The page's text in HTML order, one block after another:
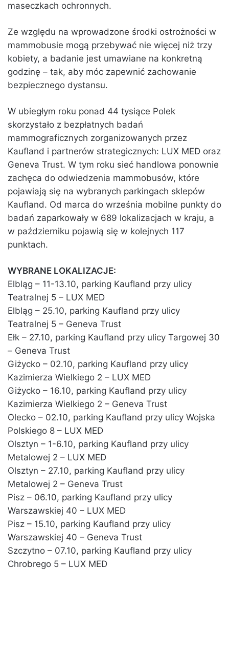
maseczkach ochronnych.
Ze względu na wprowadzone środki ostrożności w
mammobusie mogą przebywać nie więcej niż trzy
kobiety, a badanie jest umawiane na konkretną
godzinę – tak, aby móc zapewnić zachowanie
bezpiecznego dystansu.
W ubiegłym roku ponad 44 tysiące Polek
skorzystało z bezpłatnych badań
mammograficznych zorganizowanych przez
Kaufland i partnerów strategicznych: LUX MED oraz
Geneva Trust. W tym roku sieć handlowa ponownie
zachęca do odwiedzenia mammobusów, które
pojawiają się na wybranych parkingach sklepów
Kaufland. Od marca do września mobilne punkty do
badań zaparkowały w 689 lokalizacjach w kraju, a
w październiku pojawią się w kolejnych 117
punktach.
WYBRANE LOKALIZACJE:
Elbląg – 11-13.10, parking Kaufland przy ulicy
Teatralnej 5 – LUX MED
Elbląg – 25.10, parking Kaufland przy ulicy
Teatralnej 5 – Geneva Trust
Ełk – 27.10, parking Kaufland przy ulicy Targowej 30
– Geneva Trust
Giżycko – 02.10, parking Kaufland przy ulicy
Kazimierza Wielkiego 2 – LUX MED
Giżycko – 16.10, parking Kaufland przy ulicy
Kazimierza Wielkiego 2 – Geneva Trust
Olecko – 02.10, parking Kaufland przy ulicy Wojska
Polskiego 8 – LUX MED
Olsztyn – 1-6.10, parking Kaufland przy ulicy
Metalowej 2 – LUX MED
Olsztyn – 27.10, parking Kaufland przy ulicy
Metalowej 2 – Geneva Trust
Pisz – 06.10, parking Kaufland przy ulicy
Warszawskiej 40 – LUX MED
Pisz – 15.10, parking Kaufland przy ulicy
Warszawskiej 40 – Geneva Trust
Szczytno – 07.10, parking Kaufland przy ulicy
Chrobrego 5 – LUX MED